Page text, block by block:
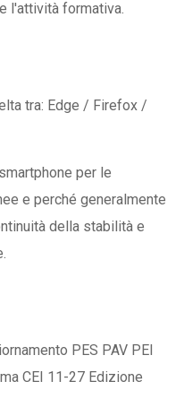
l'attività formativa.
tra: Edge / Firefox /
per le
e perché generalmente
della stabilità e
PES PAV PEI
CEI 11-27 Edizione